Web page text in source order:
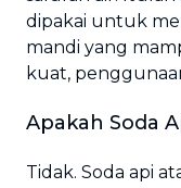
dipakai untuk
mandi yang
kuat,
Apakah Soda
Tidak. Soda api